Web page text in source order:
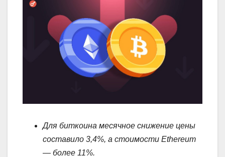
Для биткоина месячное снижение цены
составило 3,4%, а стоимости Ethereum
— более 11%.